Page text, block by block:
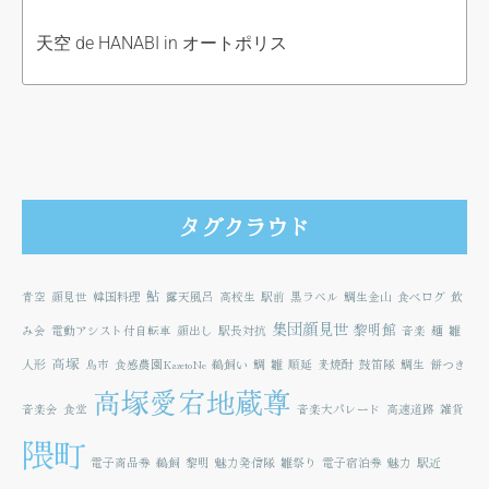
天空 de HANABI in オートポリス
タグクラウド
青空 顔見世 韓国料理 鮎 露天風呂 高校生 駅前 黒ラベル 鯛生金山 食べログ 飲
み会 電動アシスト付自転車 顔出し 駅長対抗 集団顔見世 黎明館 音楽 麺 雛
人形 高塚 鳥市 食感農園KazetoNe 鵜飼い 鯛 雛 順延 麦焼酎 鼓笛隊 鯛生 餅つき
音楽会 食堂 高塚愛宕地蔵尊 音楽大パレード 高速道路 雑貨
隈町 電子商品券 鵜飼 黎明 魅力発信隊 雛祭り 電子宿泊券 魅力 駅近